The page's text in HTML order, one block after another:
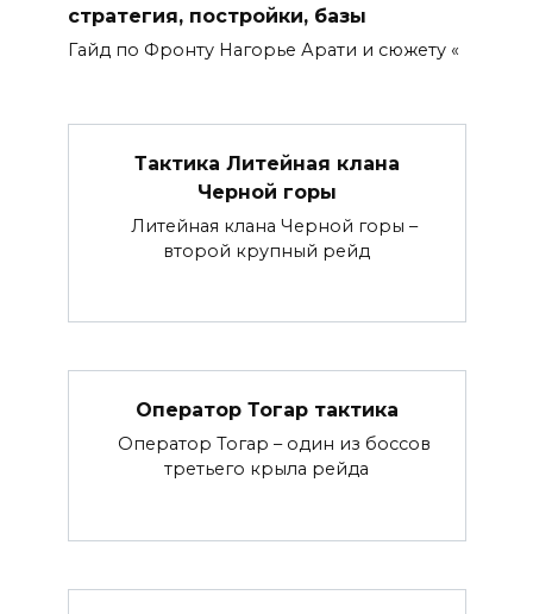
стратегия, постройки, базы
Гайд по Фронту Нагорье Арати и сюжету «
Тактика Литейная клана
Черной горы
Литейная клана Черной горы –
второй крупный рейд
Оператор Тогар тактика
Оператор Тогар – один из боссов
третьего крыла рейда